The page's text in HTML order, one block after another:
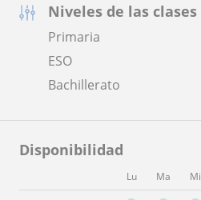
Niveles de las clases
Primaria
ESO
Bachillerato
Disponibilidad
Lu Ma Mi